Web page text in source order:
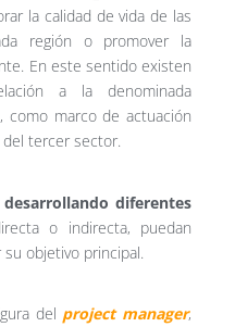
la calidad de vida de las
región o promover la
En este sentido existen
a la denominada
, como marco de actuación
del tercer sector.
diferentes
o indirecta, puedan
objetivo principal.
del project manager,